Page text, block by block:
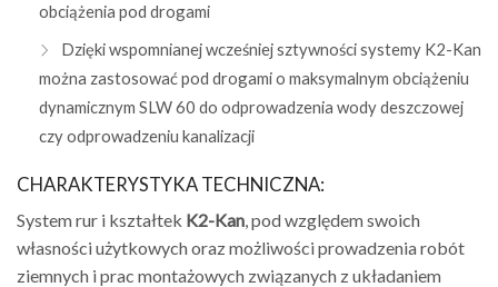
obciążenia pod drogami
Dzięki wspomnianej wcześniej sztywności systemy K2-Kan
można zastosować pod drogami o maksymalnym obciążeniu
dynamicznym SLW 60 do odprowadzenia wody deszczowej
czy odprowadzeniu kanalizacji
CHARAKTERYSTYKA TECHNICZNA:
System rur i kształtek K2-Kan , pod względem swoich
własności użytkowych oraz możliwości prowadzenia robót
ziemnych i prac montażowych związanych z układaniem